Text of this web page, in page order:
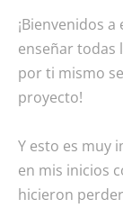
¡Bienvenidos
enseñar todas
por ti mismo
proyecto!
Y esto es muy
en mis inicios
hicieron